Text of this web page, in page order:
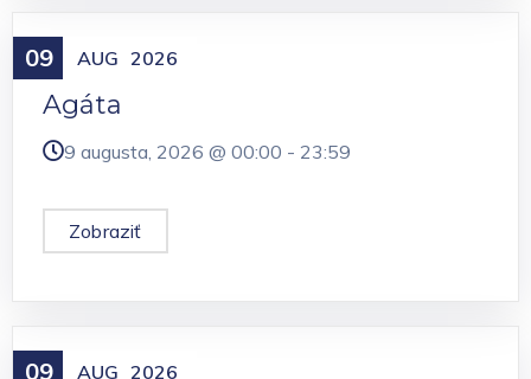
09 AUG 2026
Meniny
Agáta
9 augusta, 2026 @ 00:00 - 23:59
Zobraziť
09 AUG 2026
Meniny